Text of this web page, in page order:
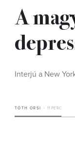
A
Interjú a New
TÓTH ORSI 11 PERC